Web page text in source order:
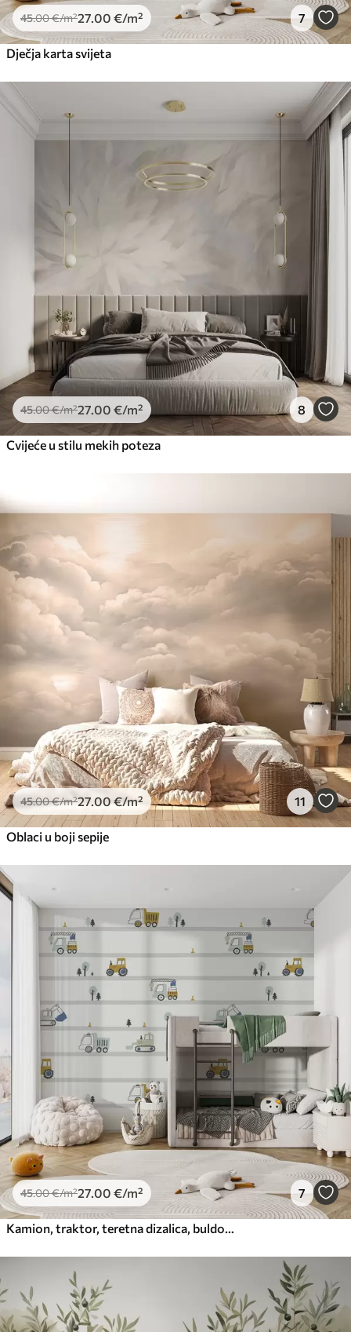
45.00€/m²27 .00 €/m² 7
Dječja karta svijeta
45.00€/m²27 .00 €/m² 8
Cvijeće u stilu mekih poteza
45.00€/m²27 .00 €/m² 11
Oblaci u boji sepije
45.00€/m²27 .00 €/m² 7